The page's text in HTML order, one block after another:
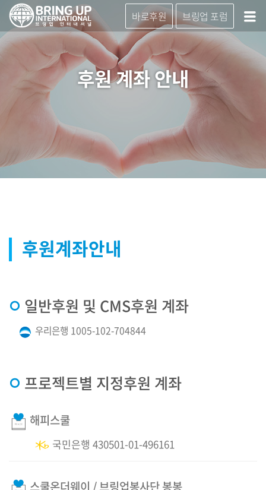
바로후원 브링업 포럼
후원 계좌 안내
후원계좌안내
· 일반후원 및 CMS후원 계좌
우리은행 1005-102-704844
· 프로젝트별 지정후원 계좌
해피스쿨
국민은행 430501-01-496161
스쿨온더웨이 / 브링업봉사단 봉봉